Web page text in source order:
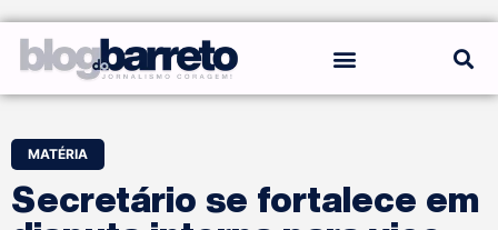
MATÉRIA
Secretário se fortalece em